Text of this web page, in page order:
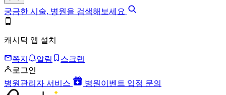
궁금한 시술, 병원을 검색해보세요
캐시닥 앱 설치
쪽지 알림
스크랩
로그인
병원관리자 서비스
병원이벤트 입점 문의